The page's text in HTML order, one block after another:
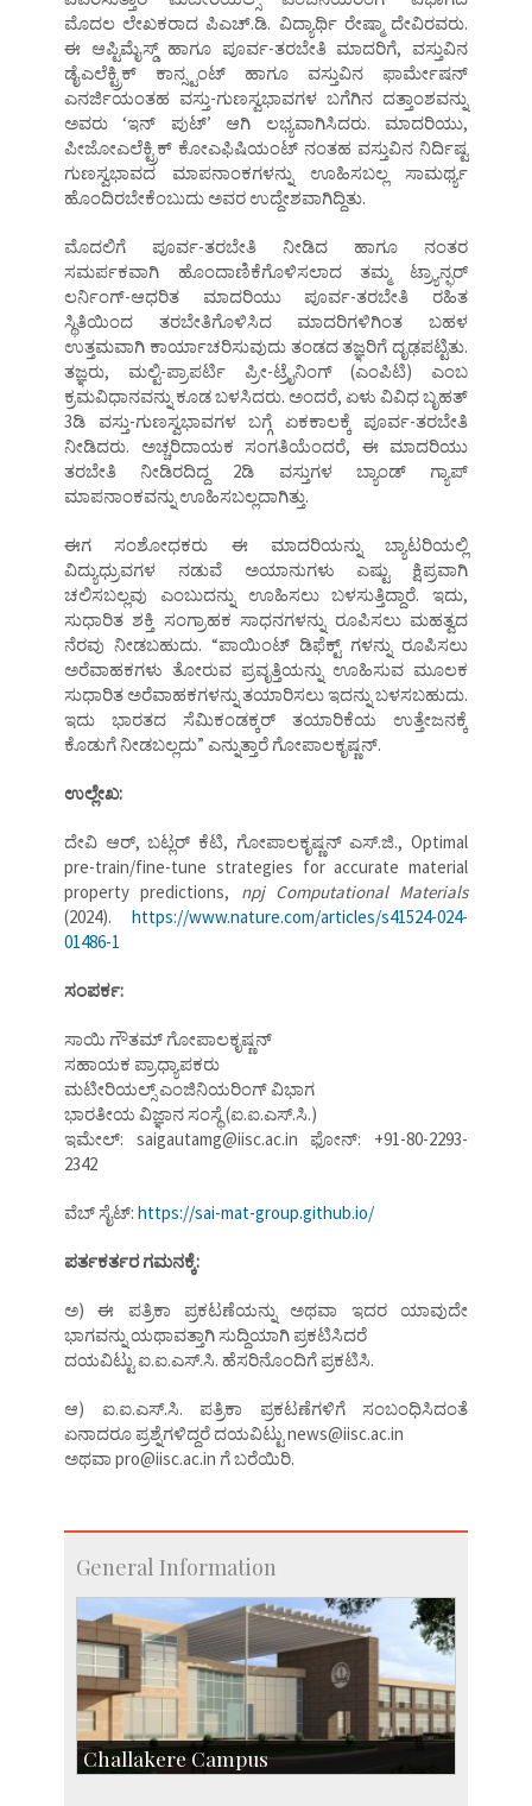
ಮೊದಲ ಲೇಖಕರಾದ ಪಿಎಚ್.ಡಿ. ವಿದ್ಯಾರ್ಥಿ ರೇಷ್ಮಾ ದೇವಿರವರು.
ಈ ಆಪ್ಟಿಮೈಸ್ಡ್ ಹಾಗೂ ಪೂರ್ವ-ತರಬೇತಿ ಮಾದರಿಗೆ, ವಸ್ತುವಿನ
ಡೈಎಲೆಕ್ಟ್ರಿಕ್ ಕಾನ್ಸ್ಟಂಟ್ ಹಾಗೂ ವಸ್ತುವಿನ ಫಾರ್ಮೇಷನ್
ಎನರ್ಜಿಯಂತಹ ವಸ್ತು-ಗುಣಸ್ವಭಾವಗಳ ಬಗೆಗಿನ ದತ್ತಾಂಶವನ್ನು
ಅವರು ‘ಇನ್ ಪುಟ್’ ಆಗಿ ಲಭ್ಯವಾಗಿಸಿದರು. ಮಾದರಿಯು,
ಪೀಜೋಎಲೆಕ್ಟ್ರಿಕ್ ಕೋಎಫಿಷಿಯಂಟ್ ನಂತಹ ವಸ್ತುವಿನ ನಿರ್ದಿಷ್ಟ
ಗುಣಸ್ವಭಾವದ ಮಾಪನಾಂಕಗಳನ್ನು ಊಹಿಸಬಲ್ಲ ಸಾಮರ್ಥ್ಯ
ಹೊಂದಿರಬೇಕೆಂಬುದು ಅವರ ಉದ್ದೇಶವಾಗಿದ್ದಿತು.
ಮೊದಲಿಗೆ ಪೂರ್ವ-ತರಬೇತಿ ನೀಡಿದ ಹಾಗೂ ನಂತರ
ಸಮರ್ಪಕವಾಗಿ ಹೊಂದಾಣಿಕೆಗೊಳಿಸಲಾದ ತಮ್ಮ ಟ್ರ್ಯಾನ್ಫರ್
ಲರ್ನಿಂಗ್-ಆಧರಿತ ಮಾದರಿಯು ಪೂರ್ವ-ತರಬೇತಿ ರಹಿತ
ಸ್ಥಿತಿಯಿಂದ ತರಬೇತಿಗೊಳಿಸಿದ ಮಾದರಿಗಳಿಗಿಂತ ಬಹಳ
ಉತ್ತಮವಾಗಿ ಕಾರ್ಯಾಚರಿಸುವುದು ತಂಡದ ತಜ್ಞರಿಗೆ ದೃಢಪಟ್ಟಿತು.
ತಜ್ಞರು, ಮಲ್ಟಿ-ಪ್ರಾಪರ್ಟಿ ಪ್ರೀ-ಟ್ರೈನಿಂಗ್ (ಎಂಪಿಟಿ) ಎಂಬ
ಕ್ರಮವಿಧಾನವನ್ನು ಕೂಡ ಬಳಸಿದರು. ಅಂದರೆ, ಏಳು ವಿವಿಧ ಬೃಹತ್
3ಡಿ ವಸ್ತು-ಗುಣಸ್ವಭಾವಗಳ ಬಗ್ಗೆ ಏಕಕಾಲಕ್ಕೆ ಪೂರ್ವ-ತರಬೇತಿ
ನೀಡಿದರು. ಅಚ್ಚರಿದಾಯಕ ಸಂಗತಿಯೆಂದರೆ, ಈ ಮಾದರಿಯು
ತರಬೇತಿ ನೀಡಿರದಿದ್ದ 2ಡಿ ವಸ್ತುಗಳ ಬ್ಯಾಂಡ್ ಗ್ಯಾಪ್
ಮಾಪನಾಂಕವನ್ನು ಊಹಿಸಬಲ್ಲದಾಗಿತ್ತು.
ಈಗ ಸಂಶೋಧಕರು ಈ ಮಾದರಿಯನ್ನು ಬ್ಯಾಟರಿಯಲ್ಲಿ
ವಿದ್ಯುಧ್ರುವಗಳ ನಡುವೆ ಅಯಾನುಗಳು ಎಷ್ಟು ಕ್ಷಿಪ್ರವಾಗಿ
ಚಲಿಸಬಲ್ಲವು ಎಂಬುದನ್ನು ಊಹಿಸಲು ಬಳಸುತ್ತಿದ್ದಾರೆ. ಇದು,
ಸುಧಾರಿತ ಶಕ್ತಿ ಸಂಗ್ರಾಹಕ ಸಾಧನಗಳನ್ನು ರೂಪಿಸಲು ಮಹತ್ವದ
ನೆರವು ನೀಡಬಹುದು. “ಪಾಯಿಂಟ್ ಡಿಫೆಕ್ಟ್ ಗಳನ್ನು ರೂಪಿಸಲು
ಅರೆವಾಹಕಗಳು ತೋರುವ ಪ್ರವೃತ್ತಿಯನ್ನು ಊಹಿಸುವ ಮೂಲಕ
ಸುಧಾರಿತ ಅರೆವಾಹಕಗಳನ್ನು ತಯಾರಿಸಲು ಇದನ್ನು ಬಳಸಬಹುದು.
ಇದು ಭಾರತದ ಸೆಮಿಕಂಡಕ್ಕರ್ ತಯಾರಿಕೆಯ ಉತ್ತೇಜನಕ್ಕೆ
ಕೊಡುಗೆ ನೀಡಬಲ್ಲದು” ಎನ್ನುತ್ತಾರೆ ಗೋಪಾಲಕೃಷ್ಣನ್.
ಉಲ್ಲೇಖ:
ದೇವಿ ಆರ್, ಬಟ್ಲರ್ ಕೆಟಿ, ಗೋಪಾಲಕೃಷ್ಣನ್ ಎಸ್.ಜಿ., Optimal
pre-train/fine-tune strategies for accurate material
property predictions, npj Computational Materials
(2024). https://www.nature.com/articles/s41524-024-
01486-1
ಸಂಪರ್ಕ:
ಸಾಯಿ ಗೌತಮ್ ಗೋಪಾಲಕೃಷ್ಣನ್
ಸಹಾಯಕ ಪ್ರಾಧ್ಯಾಪಕರು
ಮಟೀರಿಯಲ್ಸ್ ಎಂಜಿನಿಯರಿಂಗ್ ವಿಭಾಗ
ಭಾರತೀಯ ವಿಜ್ಞಾನ ಸಂಸ್ಥೆ (ಐ.ಐ.ಎಸ್.ಸಿ.)
ಇಮೇಲ್: saigautamg@iisc.ac.in ಫೋನ್: +91-80-2293-
2342
ವೆಬ್ ಸೈಟ್: https://sai-mat-group.github.io/
ಪರ್ತಕರ್ತರ ಗಮನಕ್ಕೆ:
ಅ) ಈ ಪತ್ರಿಕಾ ಪ್ರಕಟಣೆಯನ್ನು ಅಥವಾ ಇದರ ಯಾವುದೇ
ಭಾಗವನ್ನು ಯಥಾವತ್ತಾಗಿ ಸುದ್ದಿಯಾಗಿ ಪ್ರಕಟಿಸಿದರೆ
ದಯವಿಟ್ಟು ಐ.ಐ.ಎಸ್.ಸಿ. ಹೆಸರಿನೊಂದಿಗೆ ಪ್ರಕಟಿಸಿ.
ಆ) ಐ.ಐ.ಎಸ್.ಸಿ. ಪತ್ರಿಕಾ ಪ್ರಕಟಣೆಗಳಿಗೆ ಸಂಬಂಧಿಸಿದಂತೆ
ಏನಾದರೂ ಪ್ರಶ್ನೆಗಳಿದ್ದರೆ ದಯವಿಟ್ಟು news@iisc.ac.in
ಅಥವಾ pro@iisc.ac.in ಗೆ ಬರೆಯಿರಿ.
General Information
Challakere Campus